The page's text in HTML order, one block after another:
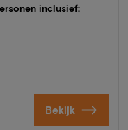
inclusief:
Bekijk